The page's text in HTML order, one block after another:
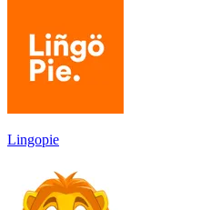
Lingopie